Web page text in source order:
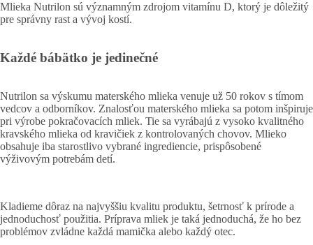
Mlieka Nutrilon sú významným zdrojom vitamínu D, ktorý je dôležitý
pre správny rast a vývoj kostí.
Každé bábätko je jedinečné
Nutrilon sa výskumu materského mlieka venuje už 50 rokov s tímom
vedcov a odborníkov. Znalosťou materského mlieka sa potom inšpiruje
pri výrobe pokračovacích mliek. Tie sa vyrábajú z vysoko kvalitného
kravského mlieka od kravičiek z kontrolovaných chovov. Mlieko
obsahuje iba starostlivo vybrané ingrediencie, prispôsobené
výživovým potrebám detí.
Kladieme dôraz na najvyššiu kvalitu produktu, šetrnosť k prírode a
jednoduchosť použitia. Príprava mliek je taká jednoduchá, že ho bez
problémov zvládne každá mamička alebo každý otec.